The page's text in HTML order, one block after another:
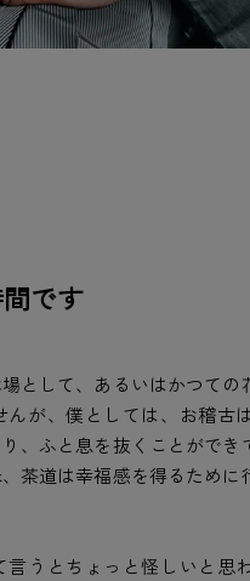
です
として、あるいはかつて
が、僕としては、お稽古
、ふと息を抜くことができ
茶道は幸福感を得るために
言うとちょっと怪しいと思